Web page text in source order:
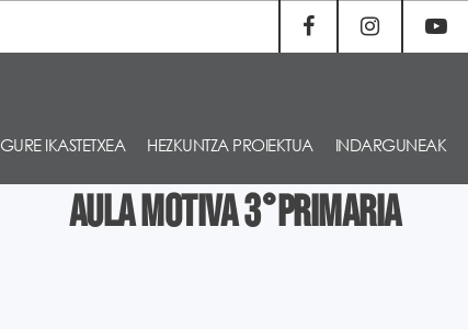
GURE IKASTETXEA HEZKUNTZA PROIEKTUA INDARGUNEAK
AULA MOTIVA 3°PRIMARIA